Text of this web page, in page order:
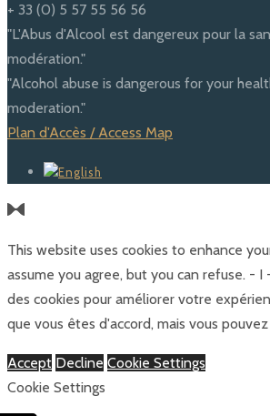
+ 33 (0) 5 57 55 56 56
"L'Abus d'Alcool est dangereux pour la
modération."
"Alcohol abuse is dangerous for your
moderation."
Plan d'Accès / Access Map
This website uses cookies to enhance
assume you agree, but you can refuse. - I
des cookies pour améliorer votre
que vous êtes d'accord, mais vous
Accept Decline Cookie Settings
Cookie Settings